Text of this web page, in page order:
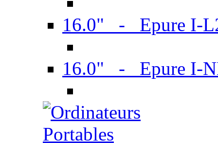
16.0" - Epure I-
16.0" - Epure I-